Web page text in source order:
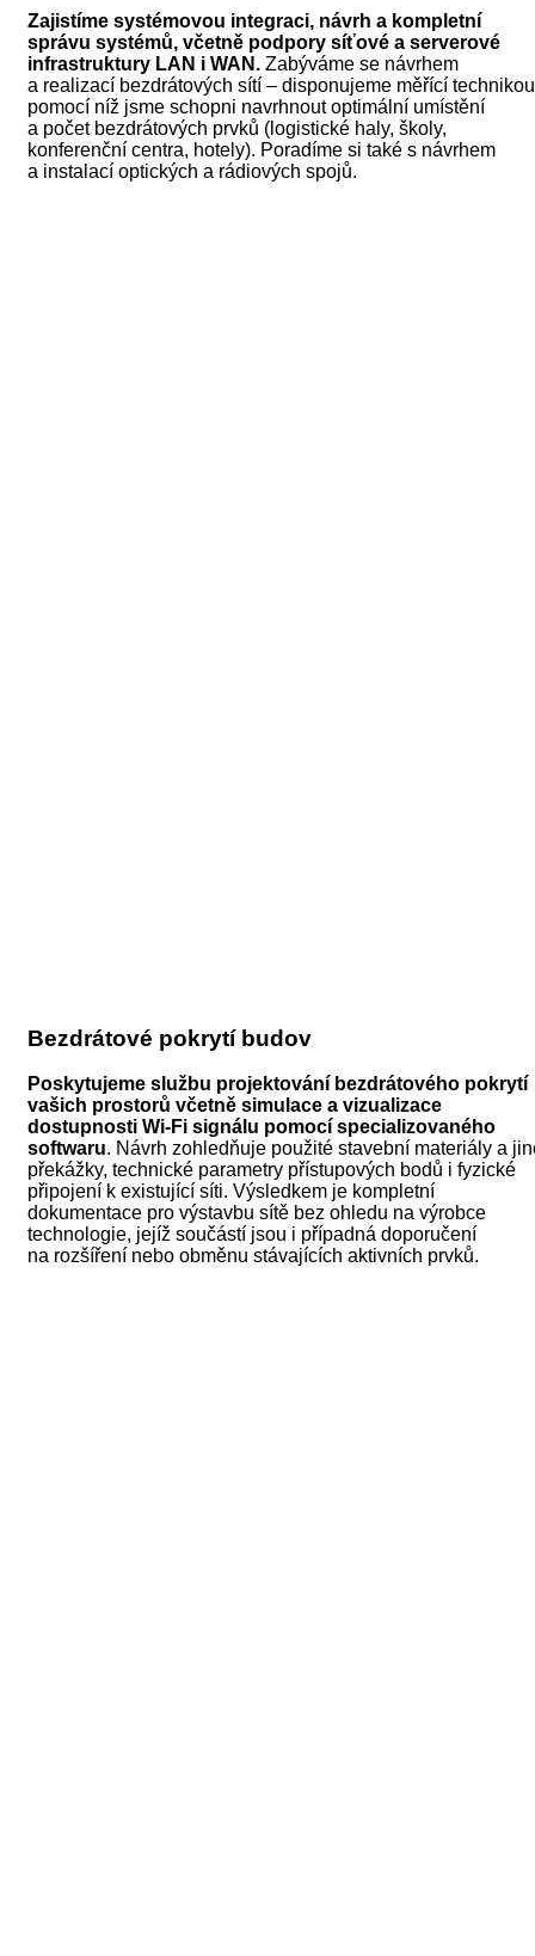
Zajistíme systémovou integraci, návrh a kompletní
správu systémů, včetně podpory síťové a serverové
infrastruktury LAN i WAN. Zabýváme se návrhem
a realizací bezdrátových sítí – disponujeme měřící
pomocí níž jsme schopni navrhnout optimální umístění
a počet bezdrátových prvků (logistické haly, školy,
konferenční centra, hotely). Poradíme si také s návrhem
a instalací optických a rádiových spojů.
Bezdrátové pokrytí budov
Poskytujeme službu projektování bezdrátového pokrytí
vašich prostorů včetně simulace a vizualizace
dostupnosti Wi-Fi signálu pomocí specializovaného
softwaru. Návrh zohledňuje použité stavební materiály a
překážky, technické parametry přístupových bodů i fyzické
připojení k existující síti. Výsledkem je kompletní
dokumentace pro výstavbu sítě bez ohledu na výrobce
technologie, jejíž součástí jsou i případná doporučení
na rozšíření nebo obměnu stávajících aktivních prvků.